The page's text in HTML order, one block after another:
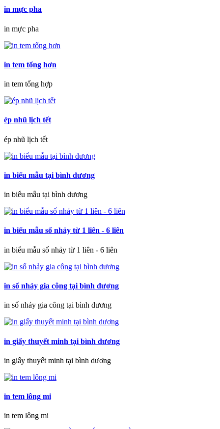
in mực pha
in mực pha
in tem tổng hơn
in tem tổng hợp
ép nhũ lịch tết
ép nhũ lịch tết
in biểu mẫu tại bình dương
in biểu mẫu tại bình dương
in biểu mẫu số nhảy từ 1 liên - 6 liên
in biểu mẫu số nhảy từ 1 liên - 6 liên
in số nhảy gia công tại bình dương
in số nhảy gia công tại bình dương
in giấy thuyết minh tại bình dương
in giấy thuyết minh tại bình dương
in tem lông mi
in tem lông mi